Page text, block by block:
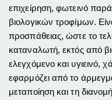
επιχείρηση, φωτεινό
βιολογικών τροφίμων.
προσπάθειας, ώστε το
καταναλωτή, εκτός από
ελεγχόμενο και υγιεινό,
εφαρμόζει από το
μεταποίηση και τη